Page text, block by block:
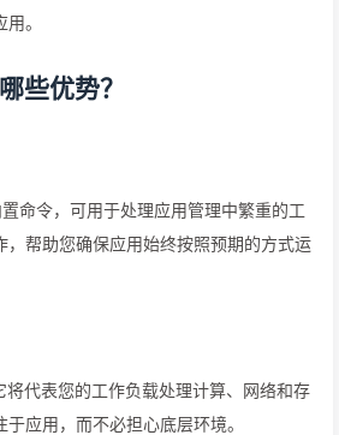
。
些优势？
命令，可用于处理应用管理中繁重的工
，帮助您确保应用始终按照预期的方式运
代表您的工作负载处理计算、网络和存
应用，而不必担心底层环境。